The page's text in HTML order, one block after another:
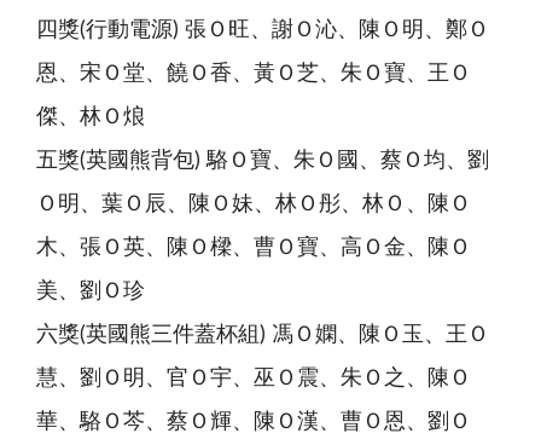
四獎(行動電源) 張Ｏ旺、謝Ｏ沁、陳Ｏ明、鄭Ｏ
恩、宋Ｏ堂、饒Ｏ香、黃Ｏ芝、朱Ｏ寶、王Ｏ
傑、林Ｏ烺
五獎(英國熊背包) 駱Ｏ寶、朱Ｏ國、蔡Ｏ均、劉
Ｏ明、葉Ｏ辰、陳Ｏ妹、林Ｏ彤、林Ｏ、陳Ｏ
木、張Ｏ英、陳Ｏ樑、曹Ｏ寶、高Ｏ金、陳Ｏ
美、劉Ｏ珍
六獎(英國熊三件蓋杯組) 馮Ｏ嫻、陳Ｏ玉、王Ｏ
慧、劉Ｏ明、官Ｏ宇、巫Ｏ震、朱Ｏ之、陳Ｏ
華、駱Ｏ芩、蔡Ｏ輝、陳Ｏ漢、曹Ｏ恩、劉Ｏ